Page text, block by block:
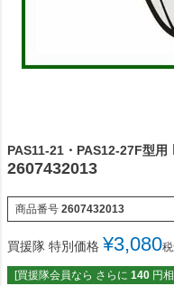
PAS11-21・PAS12-27F型用
2607432013
商品番号 2607432013
買援隊 特別価格 ¥3,080
[買援隊会員なら さらに 140 円